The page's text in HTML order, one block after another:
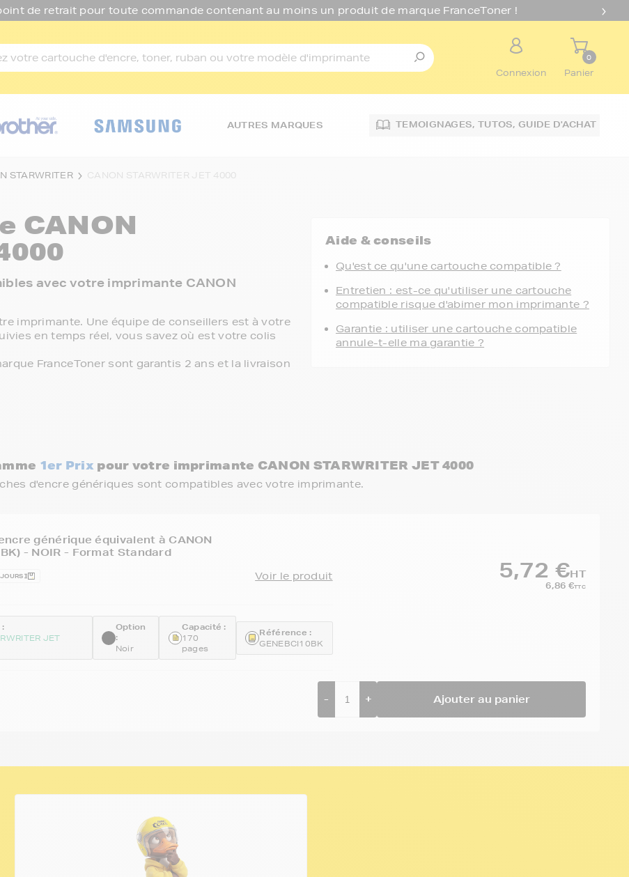
de retrait pour toute commande contenant au moins un produit de marque FranceToner !
Connexion
0
Panier
AUTRES MARQUES TEMOIGNAGES, TUTOS,GUIDE D'ACHAT
STARWRITER CANON STARWRITER JET 4000
CANON
avec votre imprimante CANON
imprimante. Une équipe de conseillers est à votre
en temps réel, vous savez où est votre colis
FranceToner sont garantis 2 ans et la livraison
Aide & conseils
Qu'est ce qu'une cartouche compatible ?
Entretien : est-ce qu'utiliser une cartouche
compatible risque d'abimer mon imprimante ?
Garantie : utiliser une cartouche compatible
annule-t-elle ma garantie ?
1er Prix pour votre imprimante CANON STARWRITER JET 4000
d'encre génériques sont compatibles avec votre imprimante.
générique équivalent à CANON
- NOIR - Format Standard
Voir le produit
JET
Option
:
Noir
Capacité :
170
pages
Référence :
GENEBCI10BK
5,72 €HT
6,86 €TTC
- + Ajouter au panier